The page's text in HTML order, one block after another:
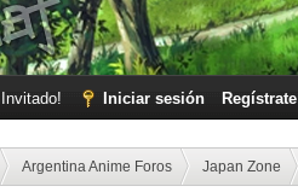
Invitado! Iniciar sesión Regístrate
Argentina Anime Foros Japan Zone